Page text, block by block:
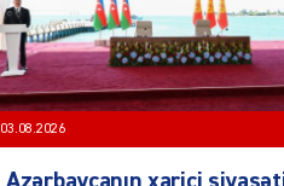
03.08.2026